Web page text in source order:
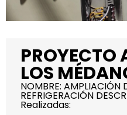
PROYECTO
LOS
NOMBRE: AMPLIACIÓN
REFRIGERACIÓN
Realizadas: